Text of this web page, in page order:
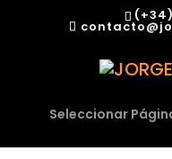
Seleccionar